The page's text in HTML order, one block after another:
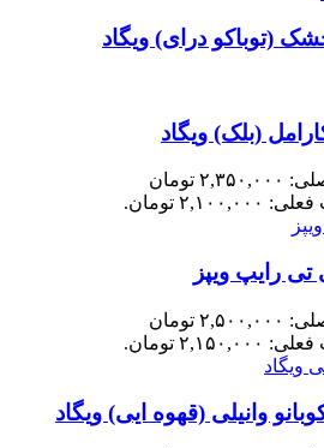
(توباکو درای) ویگاد
(بلک) ویگاد
قیمت اصلی: ۲,۳۵۰,۰۰۰ تومان
تومان.
رایپ ویپز
قیمت اصلی: ۲,۵۰۰,۰۰۰ تومان
تومان.
وانیلی (قهوه ایی) ویگاد